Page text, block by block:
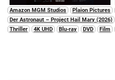
Amazon MGM Studios Plaion Pictures
Der Astronaut – Project Hail Mary (2026)
Thriller
4K UHD Blu-ray DVD Film